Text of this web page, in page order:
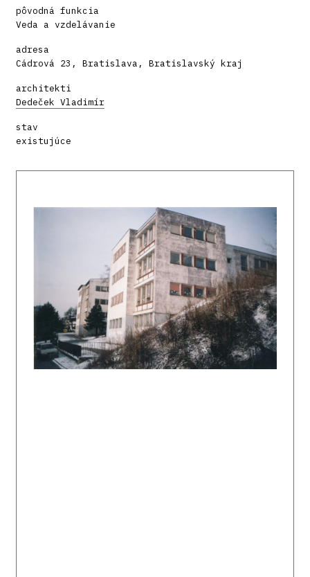
pôvodná funkcia
Veda a vzdelávanie
adresa
Cádrová 23, Bratislava, Bratislavský kraj
architekti
Dedeček Vladimír
stav
existujúce